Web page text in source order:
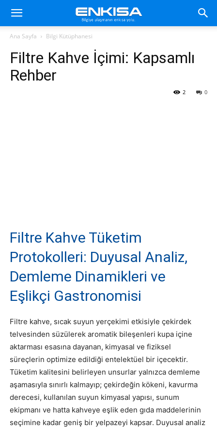
Ana Sayfa Bilgi Kütüphanesi
Filtre Kahve İçimi: Kapsamlı
Rehber
0
2
Filtre Kahve Tüketim
Protokolleri: Duyusal Analiz,
Demleme Dinamikleri ve
Eşlikçi Gastronomisi
Filtre kahve, sıcak suyun yerçekimi etkisiyle çekirdek
telvesinden süzülerek aromatik bileşenleri kupa içine
aktarması esasına dayanan, kimyasal ve fiziksel
süreçlerin optimize edildiği entelektüel bir içecektir.
Tüketim kalitesini belirleyen unsurlar yalnızca demleme
aşamasıyla sınırlı kalmayıp; çekirdeğin kökeni, kavurma
derecesi, kullanılan suyun kimyasal yapısı, sunum
ekipmanı ve hatta kahveye eşlik eden gıda maddelerinin
seçimine kadar geniş bir yelpazeyi kapsar. Duyusal analiz